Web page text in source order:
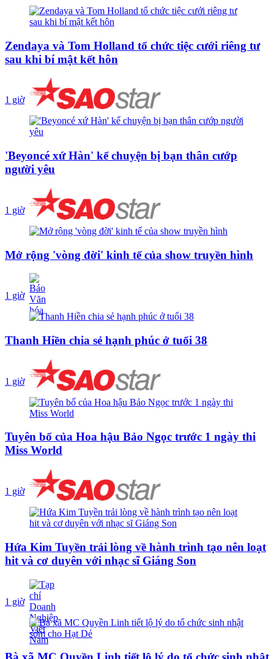
Zendaya và Tom Holland tổ chức tiệc cưới riêng tư
sau khi bí mật kết hôn
1 giờ
'Beyoncé xứ Hàn' kể chuyện bị bạn thân cướp
người yêu
1 giờ
Mở rộng 'vòng đời' kinh tế của show truyền hình
1 giờ
Thanh Hiền chia sẻ hạnh phúc ở tuổi 38
1 giờ
Tuyên bố của Hoa hậu Bảo Ngọc trước 1 ngày thi
Miss World
1 giờ
Hứa Kim Tuyền trải lòng về hành trình tạo nên loạt
hit và cơ duyên với nhạc sĩ Giáng Son
1 giờ